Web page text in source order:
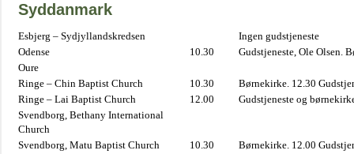
Syddanmark
Esbjerg – Sydjyllandskredsen
Ingen gudstjeneste
Odense
10.30
Gudstjeneste, Ole Olsen.
Oure
Ringe – Chin Baptist Church
10.30
Børnekirke. 12.30
Ringe – Lai Baptist Church
12.00
Gudstjeneste og
Svendborg, Bethany International
Church
Svendborg, Matu Baptist Church
10.30
Børnekirke. 12.00